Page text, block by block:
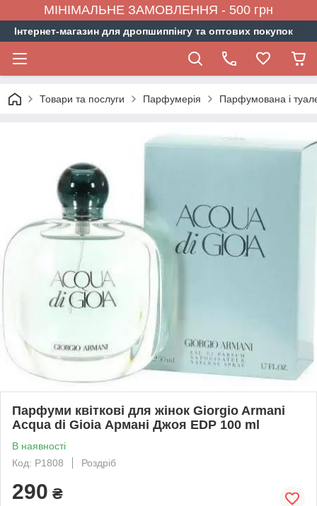
МІНІМАЛЬНЕ ЗАМОВЛЕННЯ - 500 грн
Інтернет-магазин для дропшиппінгу та оптових покупок
Товари та послуги Парфумерія Парфумована і
Парфуми квіткові для жінок Giorgio Armani
Acqua di Gioia Армані Джоя EDP 100 ml
В наявності
Код: P1808
Роздріб
290 ₴